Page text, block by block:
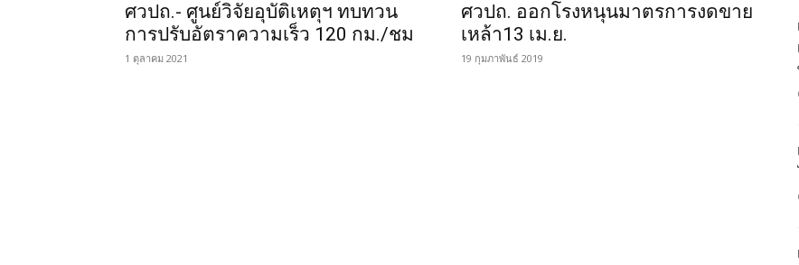
ศวปถ.- ศูนย์วิจัยอุบัติเหตุฯ ทบทวน
การปรับอัตราความเร็ว 120 กม./ชม
1 ตุลาคม 2021
ศวปถ. ออกโรงหนุนมาตรการงดขาย
เหล้า13 เม.ย.
19 กุมภาพันธ์ 2019